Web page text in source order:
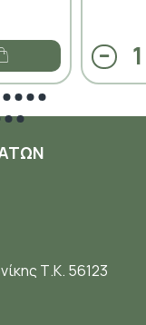
Τ.Κ. 56123